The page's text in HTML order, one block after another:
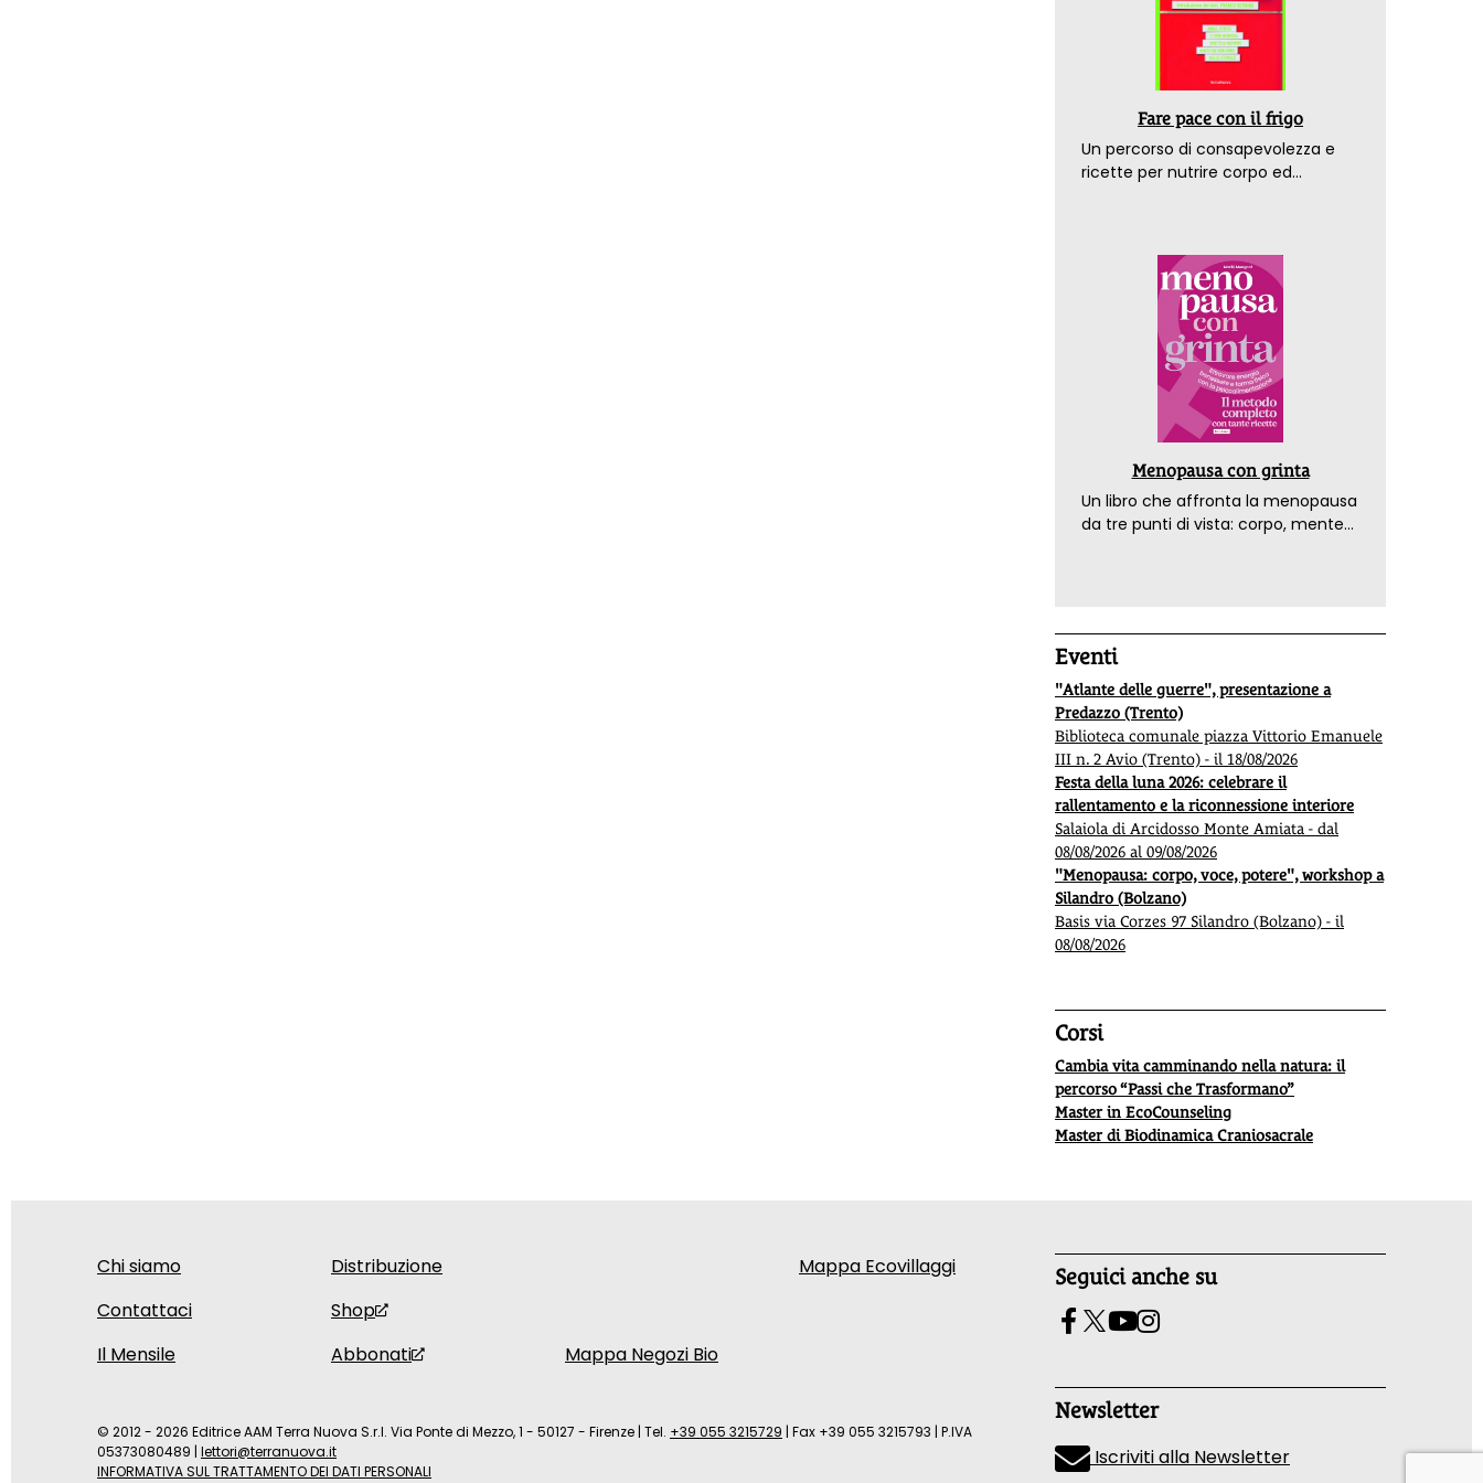
Fare pace con il frigo
Un percorso di consapevolezza e
ricette per nutrire corpo ed
Menopausa con grinta
Un libro che affronta la menopausa
da tre punti di vista: corpo, mente
Eventi
"Atlante delle guerre", presentazione a
Predazzo (Trento)
Biblioteca comunale piazza Vittorio Emanuele
III n. 2 Avio (Trento) - il 18/08/2026
Festa della luna 2026: celebrare il
rallentamento e la riconnessione interiore
Salaiola di Arcidosso Monte Amiata - dal
08/08/2026 al 09/08/2026
"Menopausa: corpo, voce, potere", workshop a
Silandro (Bolzano)
Basis via Corzes 97 Silandro (Bolzano) - il
08/08/2026
Corsi
Cambia vita camminando nella natura: il
percorso “Passi che Trasformano”
Master in EcoCounseling
Master di Biodinamica Craniosacrale
Chi siamo
Contattaci
Il Mensile
Distribuzione
Shop
Abbonati
Mappa Negozi Bio
Mappa Ecovillaggi Seguici anche su
Newsletter
Iscriviti alla Newsletter
© 2012 - 2026 Editrice AAM Terra Nuova S.r.l. Via Ponte di Mezzo, 1 - 50127 - Firenze | Tel. +39 055 3215729 | Fax +39 055 3215793 | P.IVA
05373080489 | lettori@terranuova.it
INFORMATIVA SUL TRATTAMENTO DEI DATI PERSONALI